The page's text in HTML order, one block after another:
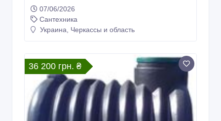
07/06/2026
Сантехника
Украина, Черкассы и область
36 200 грн. ₴